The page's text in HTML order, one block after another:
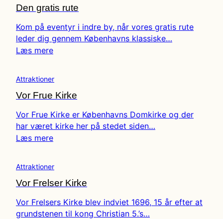
Den gratis rute
Kom på eventyr i indre by, når vores gratis rute
leder dig gennem Københavns klassiske…
Læs mere
Attraktioner
Vor Frue Kirke
Vor Frue Kirke er Københavns Domkirke og der
har været kirke her på stedet siden…
Læs mere
Attraktioner
Vor Frelser Kirke
Vor Frelsers Kirke blev indviet 1696, 15 år efter at
grundstenen til kong Christian 5.’s…